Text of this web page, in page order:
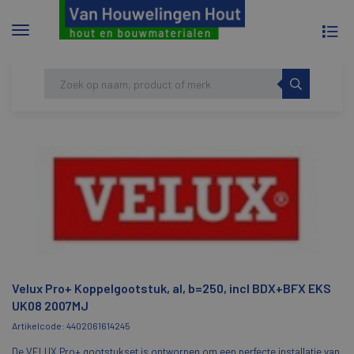
Menu
Velux Pro+ Koppelgootstuk, al, b=250, incl BDX+BFX EKS
UK08 2007MJ
Artikelcode: 4402061614245